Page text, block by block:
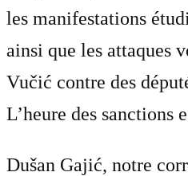
les manifestations
ainsi que les attaques
Vučić contre des
L’heure des sanctions
Dušan Gajić, notre